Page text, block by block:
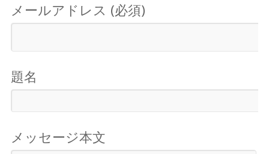
メールアドレス (必須)
題名
メッセージ本文